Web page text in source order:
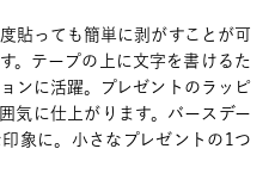
貼っても簡単に剥がすことが可
。テープの上に文字を書けるた
ンに活躍。プレゼントのラッピ
気に仕上がります。バースデー
象に。小さなプレゼントの1つ